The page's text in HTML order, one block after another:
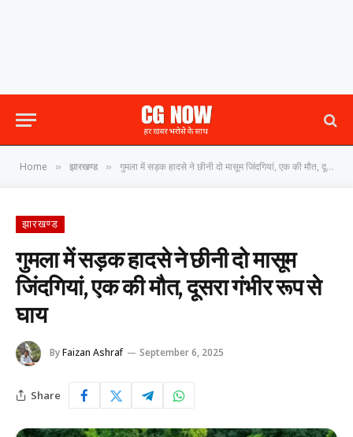
Home » झारखण्ड » गुमला में सड़क हादसे ने छीनी दो मासूम जिंदगियां, एक की मौत, दूसरा गंभीर रूप से घाय
झारखण्ड
गुमला में सड़क हादसे ने छीनी दो मासूम
जिंदगियां, एक की मौत, दूसरा गंभीर रूप से
घाय
ByFaizan Ashraf September 6, 2025
Share